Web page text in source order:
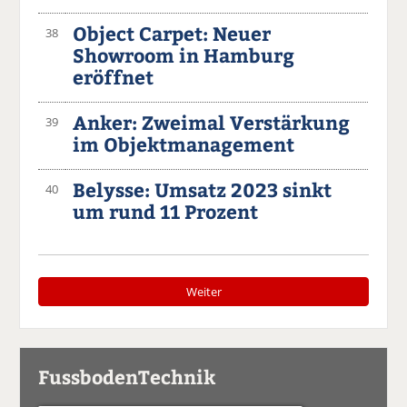
38
Object Carpet: Neuer
Showroom in Hamburg
eröffnet
39
Anker: Zweimal Verstärkung
im Objektmanagement
40
Belysse: Umsatz 2023 sinkt
um rund 11 Prozent
Weiter
FussbodenTechnik